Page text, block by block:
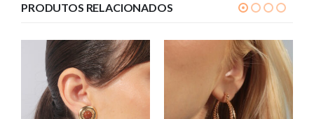
PRODUTOS RELACIONADOS